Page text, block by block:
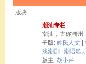
版块
潮汕专栏
潮汕，古称潮州
子版: 姓氏人文
戏潮剧
潮语歌
版主: 胡小芹